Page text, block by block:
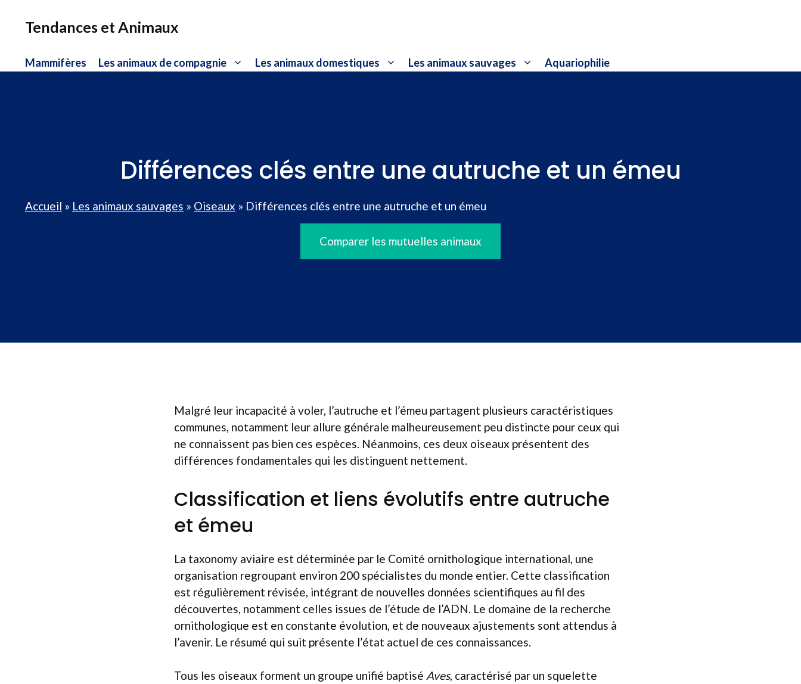
Tendances et Animaux
Mammifères Les animaux de compagnie Les animaux domestiques Les animaux sauvages Aquariophilie
Différences clés entre une autruche et un émeu
Accueil » Les animaux sauvages » Oiseaux » Différences clés entre une autruche et un émeu
Comparer les mutuelles animaux
Malgré leur incapacité à voler, l’autruche et l’émeu partagent plusieurs caractéristiques
communes, notamment leur allure générale malheureusement peu distincte pour ceux qui
ne connaissent pas bien ces espèces. Néanmoins, ces deux oiseaux présentent des
différences fondamentales qui les distinguent nettement.
Classification et liens évolutifs entre autruche
et émeu
La taxonomy aviaire est déterminée par le Comité ornithologique international, une
organisation regroupant environ 200 spécialistes du monde entier. Cette classification
est régulièrement révisée, intégrant de nouvelles données scientifiques au fil des
découvertes, notamment celles issues de l’étude de l’ADN. Le domaine de la recherche
ornithologique est en constante évolution, et de nouveaux ajustements sont attendus à
l’avenir. Le résumé qui suit présente l’état actuel de ces connaissances.
Tous les oiseaux forment un groupe unifié baptisé Aves, caractérisé par un squelette